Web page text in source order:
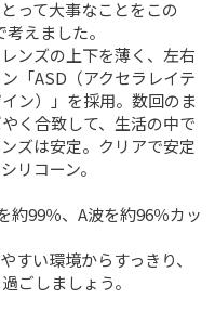
って大事なことをこの
えました。
ンズの上下を薄く、左右
「ASD（アクセラレイテ
ン）」を採用。数回のま
く合致して、生活の中で
ズは安定。クリアで安定
リコーン。
約99％、A波を約96％カッ
すい環境からすっきり、
ごしましょう。